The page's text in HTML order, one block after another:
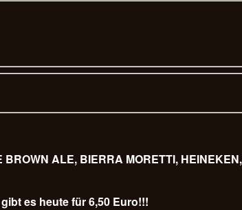
ALE, BIERRA MORETTI,
es heute für 6,50 Euro!!!